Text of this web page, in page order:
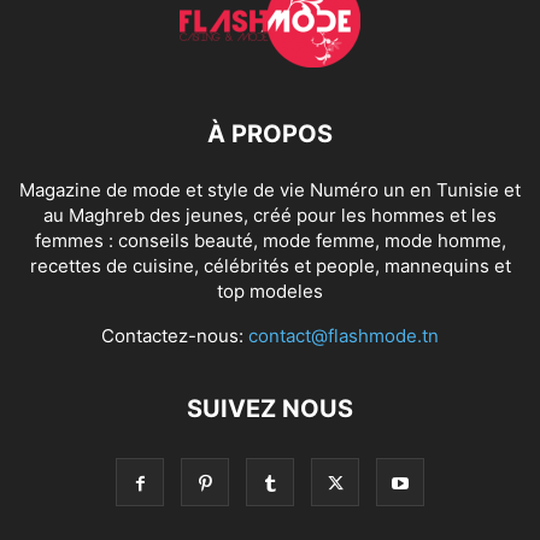
À PROPOS
Magazine de mode et style de vie Numéro un en Tunisie et
au Maghreb des jeunes, créé pour les hommes et les
femmes : conseils beauté, mode femme, mode homme,
recettes de cuisine, célébrités et people, mannequins et
top modeles
Contactez-nous: contact@flashmode.tn
SUIVEZ NOUS